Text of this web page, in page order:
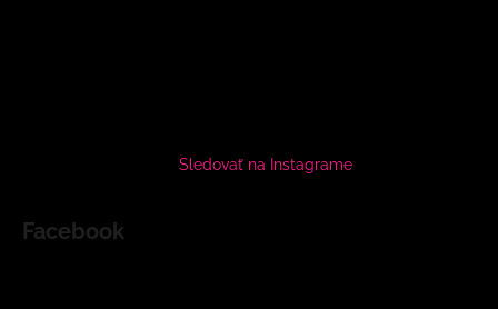
Sledovať na Instagrame
Facebook